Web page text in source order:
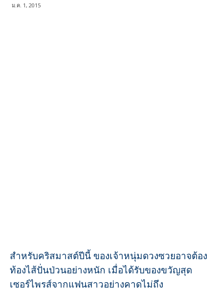
ม.ค. 1, 2015
สำหรับคริสมาสต์ปีนี้ ของเจ้าหนุ่มดวงซวยอาจต้อง
ท้องไส้ปั่นป่วนอย่างหนัก เมื่อได้รับของขวัญสุด
เซอร์ไพรส์จากแฟนสาวอย่างคาดไม่ถึง